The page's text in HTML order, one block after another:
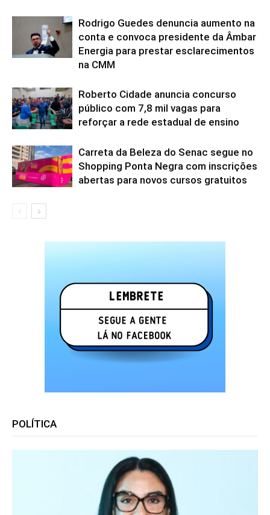
Rodrigo Guedes denuncia aumento na
conta e convoca presidente da Âmbar
Energia para prestar esclarecimentos
na CMM
Roberto Cidade anuncia concurso
público com 7,8 mil vagas para
reforçar a rede estadual de ensino
Carreta da Beleza do Senac segue no
Shopping Ponta Negra com inscrições
abertas para novos cursos gratuitos
POLÍTICA